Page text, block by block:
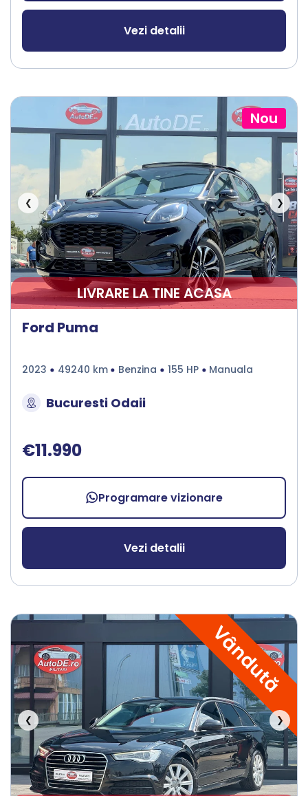
Vezi detalii
Nou
❮ ❯
LIVRARE LA TINE ACASA
Ford Puma
2023 49240 km Benzina 155 HP Manuala
Bucuresti Odaii
€11.990
Programare vizionare
Vezi detalii
Vândută
❮ ❯